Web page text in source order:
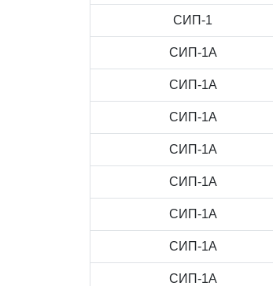
СИП-1
СИП-1А
СИП-1А
СИП-1А
СИП-1А
СИП-1А
СИП-1А
СИП-1А
СИП-1А